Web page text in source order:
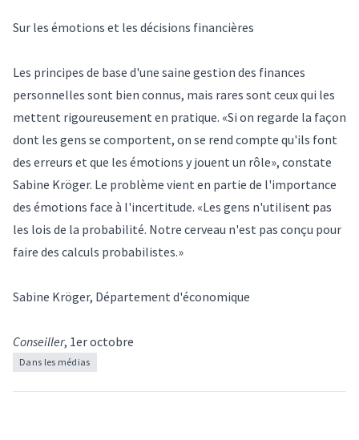
Sur les émotions et les décisions financières
Les principes de base d'une saine gestion des finances
personnelles sont bien connus, mais rares sont ceux qui les
mettent rigoureusement en pratique. «Si on regarde la façon
dont les gens se comportent, on se rend compte qu'ils font
des erreurs et que les émotions y jouent un rôle», constate
Sabine Kröger. Le problème vient en partie de l'importance
des émotions face à l'incertitude. «Les gens n'utilisent pas
les lois de la probabilité. Notre cerveau n'est pas conçu pour
faire des calculs probabilistes.»
Sabine Kröger, Département d'économique
Conseiller, 1er octobre
Dans les médias